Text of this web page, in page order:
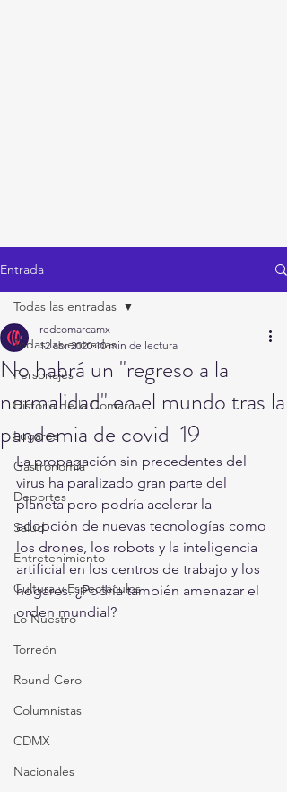
Entrada
Todas las entradas
Personajes
Historia de la Comarca
Lugares
Gastronomía
Deportes
Salud
Entretenimiento
Cultura y Espectáculos
Lo Nuestro
Torreón
Round Cero
Columnistas
CDMX
Nacionales
Todas las entradas
No habrá un "regreso a la
normalidad" en el mundo tras la
pandemia de covid-19
redcomarcamx
12 abr 2020 10 min de lectura
La propagación sin precedentes del
virus ha paralizado gran parte del
planeta pero podría acelerar la
adopción de nuevas tecnologías como
los drones, los robots y la inteligencia
artificial en los centros de trabajo y los
hogares. ¿Podría también amenazar el
orden mundial?